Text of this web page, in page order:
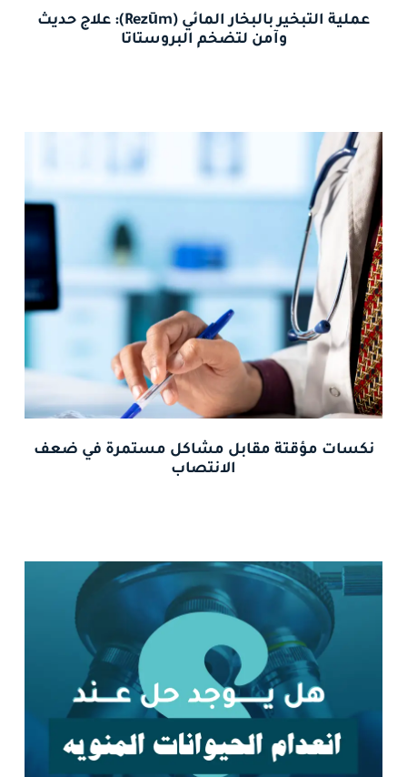
عملية التبخير بالبخار المائي (Rezūm): علاج حديث
وآمن لتضخم البروستاتا
نكسات مؤقتة مقابل مشاكل مستمرة في ضعف
الانتصاب